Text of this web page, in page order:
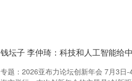
钱坛子 李仲琦：科技和人工智能给
专题：2026亚布力论坛创新年会 7月3日